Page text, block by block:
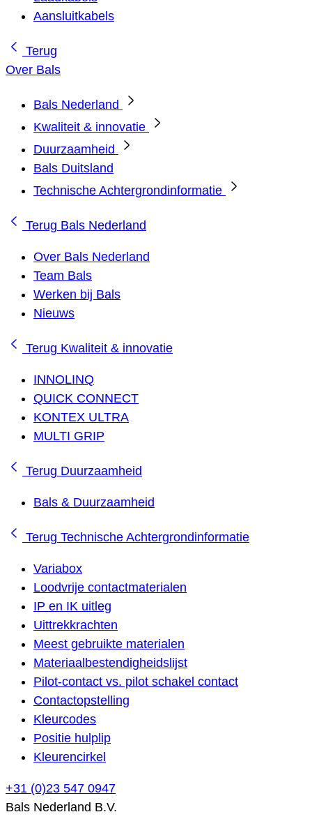
Aansluitkabels
Terug
Over Bals
Bals Nederland
Kwaliteit & innovatie
Duurzaamheid
Bals Duitsland
Technische Achtergrondinformatie
Terug Bals Nederland
Over Bals Nederland
Team Bals
Werken bij Bals
Nieuws
Terug Kwaliteit & innovatie
INNOLINQ
QUICK CONNECT
KONTEX ULTRA
MULTI GRIP
Terug Duurzaamheid
Bals & Duurzaamheid
Terug Technische Achtergrondinformatie
Variabox
Loodvrije contactmaterialen
IP en IK uitleg
Uittrekkrachten
Meest gebruikte materialen
Materiaalbestendigheidslijst
Pilot-contact vs. pilot schakel contact
Contactopstelling
Kleurcodes
Positie hulplip
Kleurencirkel
+31 (0)23 547 0947
Bals Nederland B.V.